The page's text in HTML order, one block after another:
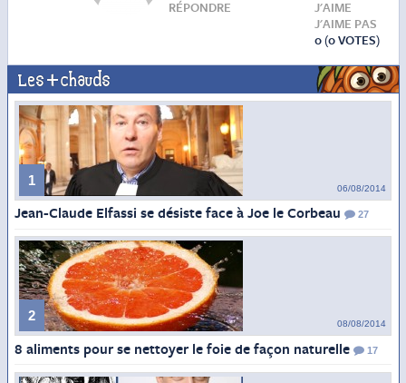
J'AIME
J'AIME PAS
0(0 VOTES)
RÉPONDRE
Les + chauds
1
06/08/2014
Jean-Claude Elfassi se désiste face à Joe le Corbeau 27
2
08/08/2014
8 aliments pour se nettoyer le foie de façon naturelle 17